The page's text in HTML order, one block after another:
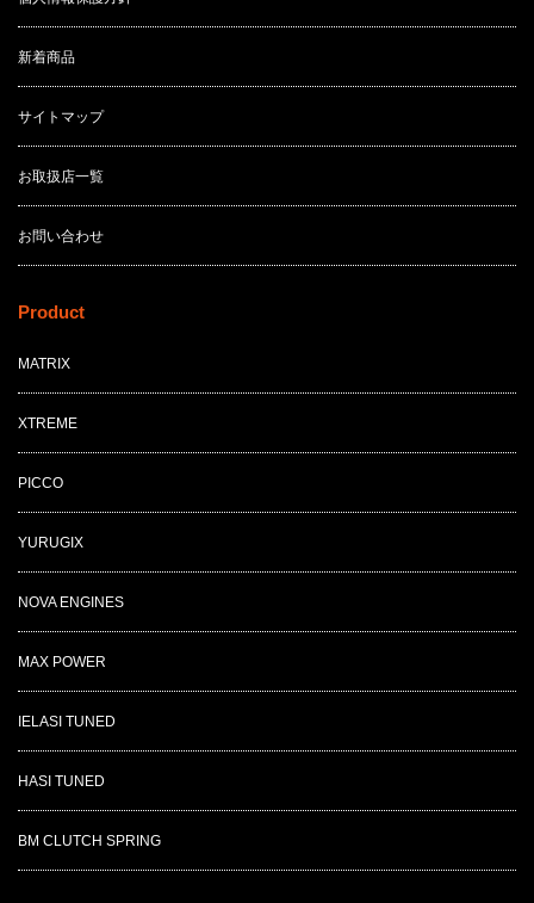
新着商品
サイトマップ
お取扱店一覧
お問い合わせ
Product
MATRIX
XTREME
PICCO
YURUGIX
NOVA ENGINES
MAX POWER
IELASI TUNED
HASI TUNED
BM CLUTCH SPRING